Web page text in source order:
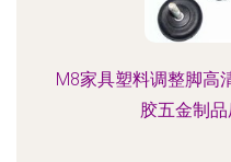
M8家具塑料调整脚高
胶五金制